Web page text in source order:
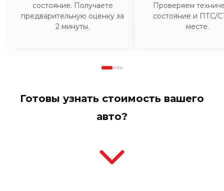
состояние. Получаете
предварительную оценку за
2 минуты.
Проверяем
состояние и ПТС/
месте.
Готовы узнать стоимость вашего
авто?